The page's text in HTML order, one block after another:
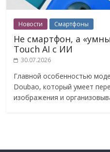
Новости Смартфоны
Не смартфон, а
Touch AI с ИИ
30.07.2026
Главной особенностью
Doubao, который умеет
изображения и